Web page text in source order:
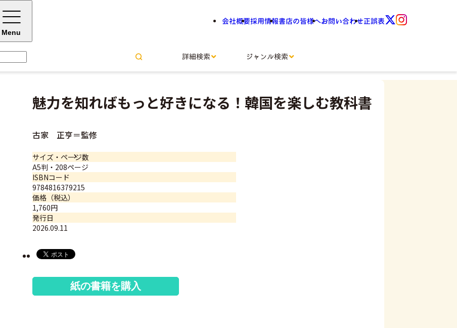
会社概要採用情報書店の皆様へお問い合わせ正誤表
Menu
詳細検索 ジャンル検索
魅力を知ればもっと好きになる！韓国を楽しむ教科書
古家 正亨＝監修
サイズ・ページ数
A5判・208ページ
ISBNコード
9784816379215
価格（税込）
1,760円
発行日
2026.09.11
紙の書籍を購入